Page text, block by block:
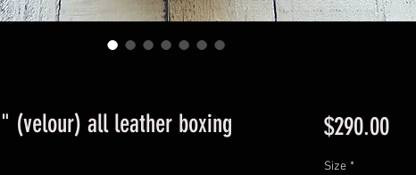
(velour) all leather boxing
$290.00Price
Size *